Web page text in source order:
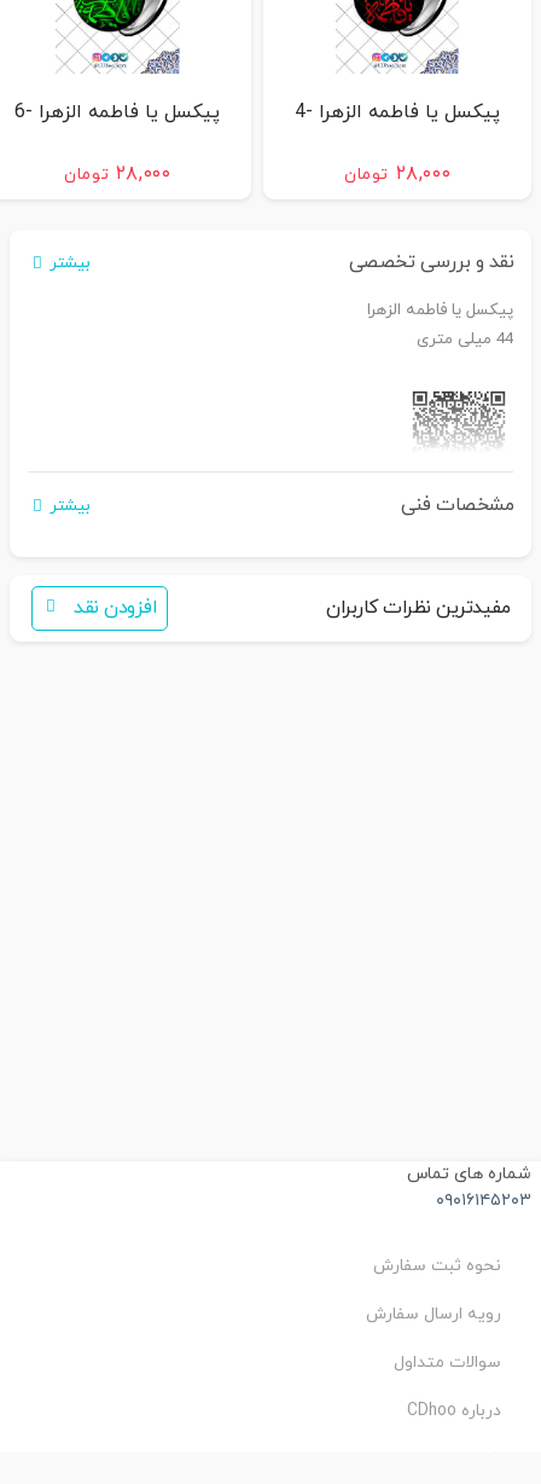
پیکسل یا فاطمه الزهرا -4
۲۸,۰۰۰ تومان
پیکسل یا فاطمه الزهرا -6
۲۸,۰۰۰ تومان
نقد و بررسی تخصصی بیشتر
پیکسل یا فاطمه الزهرا
44 میلی متری
اگر برای خرید تمایل به عضویت در سایت ندارید،
مشخصات فنی بیشتر
مفیدترین نظرات کاربران افزودن نقد
شماره های تماس
۰۹۰۱۶۱۴۵۲۰۳
نحوه ثبت سفارش
رویه ارسال سفارش
سوالات متداول
درباره CDhoo